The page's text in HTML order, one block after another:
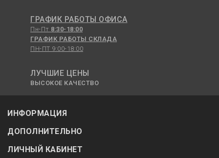
ГРАФИК РАБОТЫ ОФИСА
Пн-Пт 8:30-18:00
ГРАФИК РАБОТЫ СКЛАДА
ПН-ПТ 9:00-18:00
ЛУЧШИЕ ЦЕНЫ
ВЫСОКОЕ КАЧЕСТВО
ИНФОРМАЦИЯ
ДОПОЛНИТЕЛЬНО
ЛИЧНЫЙ КАБИНЕТ